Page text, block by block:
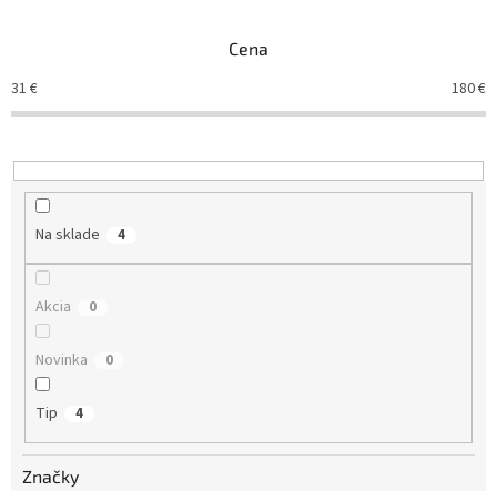
r
o
u
k
Cena
31 € 180€
Na sklade 4
Akcia 0
Novinka 0
Tip 4
Značky